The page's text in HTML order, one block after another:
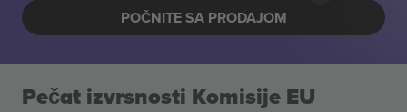
POČNITE SA PRODAJOM
Pečat izvrsnosti Komisije EU